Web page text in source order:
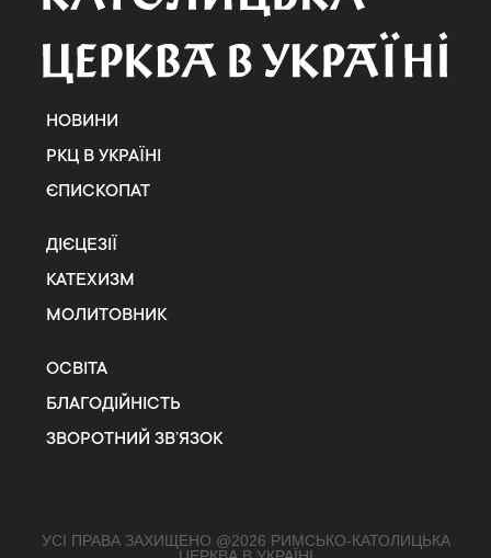
НОВИНИ
РКЦ В УКРАЇНІ
ЄПИСКОПАТ
ДІЄЦЕЗІЇ
КАТЕХИЗМ
МОЛИТОВНИК
ОСВІТА
БЛАГОДІЙНІСТЬ
ЗВОРОТНИЙ ЗВ’ЯЗОК
УСІ ПРАВА ЗАХИЩЕНО @2026 РИМСЬКО-КАТОЛИЦЬКА